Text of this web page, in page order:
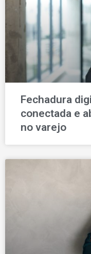
Fechadura
conectada e
no varejo